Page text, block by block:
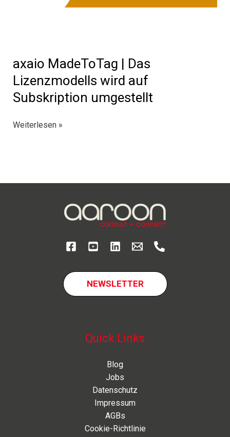
axaio MadeToTag | Das
Lizenzmodells wird auf
Subskription umgestellt
axaio
Weiterlesen »
NEWSLETTER
Quick Links
Blog
Jobs
Datenschutz
Impressum
AGBs
Cookie-Richtlinie